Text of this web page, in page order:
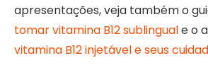
apresentações, veja também o
tomar vitamina B12 sublinguale o
vitamina B12 injetável e seus